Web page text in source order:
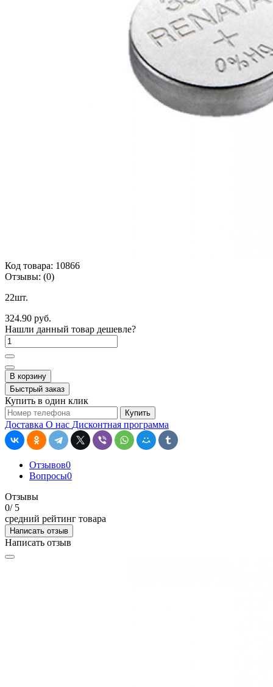
Код товара: 10866
Отзывы: (0)
22шт.
324.90 руб.
Нашли данный товар дешевле?
В корзину
Быстрый заказ
Купить в один клик
Купить
Доставка О нас Дисконтная программа
Отзывов0
Вопросы0
Отзывы
0/ 5
средний рейтинг товара
Написать отзыв
Написать отзыв